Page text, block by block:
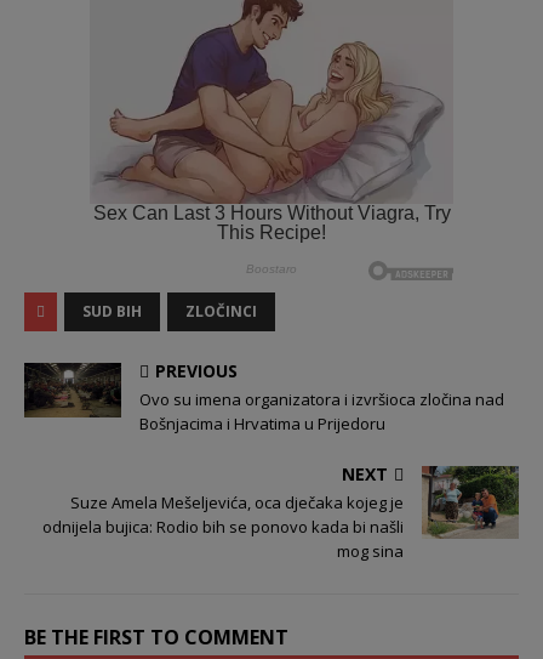
SUD BIH ZLOČINCI
PREVIOUS
Ovo su imena organizatora i izvršioca zločina nad
Bošnjacima i Hrvatima u Prijedoru
NEXT
Suze Amela Mešeljevića, oca dječaka kojeg je
odnijela bujica: Rodio bih se ponovo kada bi našli
mog sina
BE THE FIRST TO COMMENT